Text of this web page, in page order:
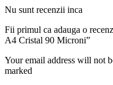
Nu sunt recenzii inca
Fii primul ca adauga o
A4 Cristal 90 Microni”
Your email address will not
marked